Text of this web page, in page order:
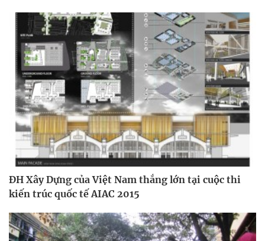
ĐH Xây Dựng của Việt Nam thắng lớn tại cuộc thi
kiến trúc quốc tế AIAC 2015